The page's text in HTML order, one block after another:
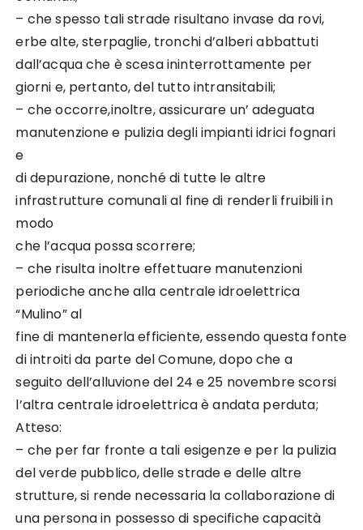
– che spesso tali strade risultano invase da rovi,
erbe alte, sterpaglie, tronchi d’alberi abbattuti
dall’acqua che è scesa ininterrottamente per
giorni e, pertanto, del tutto intransitabili;
– che occorre,inoltre, assicurare un’ adeguata
manutenzione e pulizia degli impianti idrici fognari
e
di depurazione, nonché di tutte le altre
infrastrutture comunali al fine di renderli fruibili in
modo
che l’acqua possa scorrere;
– che risulta inoltre effettuare manutenzioni
periodiche anche alla centrale idroelettrica
“Mulino” al
fine di mantenerla efficiente, essendo questa fonte
di introiti da parte del Comune, dopo che a
seguito dell’alluvione del 24 e 25 novembre scorsi
l’altra centrale idroelettrica è andata perduta;
Atteso:
– che per far fronte a tali esigenze e per la pulizia
del verde pubblico, delle strade e delle altre
strutture, si rende necessaria la collaborazione di
una persona in possesso di specifiche capacità